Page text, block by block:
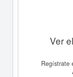
Ver
Regístrate